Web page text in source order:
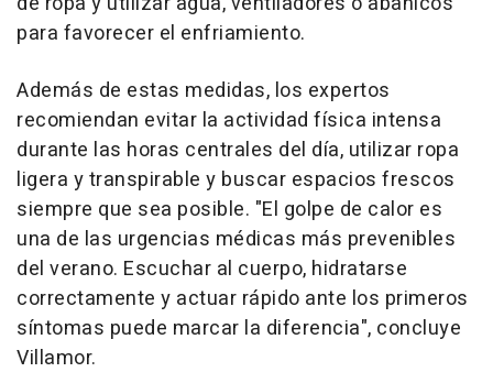
para favorecer el enfriamiento.
Además de estas medidas, los expertos
recomiendan evitar la actividad física intensa
durante las horas centrales del día, utilizar ropa
ligera y transpirable y buscar espacios frescos
siempre que sea posible. "El golpe de calor es
una de las urgencias médicas más prevenibles
del verano. Escuchar al cuerpo, hidratarse
correctamente y actuar rápido ante los primeros
síntomas puede marcar la diferencia", concluye
Villamor.